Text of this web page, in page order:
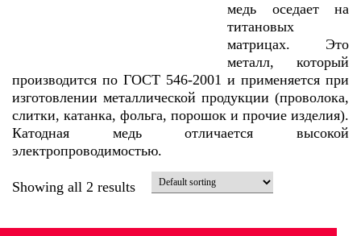
медь оседает на
титановых
матрицах. Это
металл, который
производится по ГОСТ 546-2001 и применяется при
изготовлении металлической продукции (проволока,
слитки, катанка, фольга, порошок и прочие изделия).
Катодная медь отличается высокой
электропроводимостью.
Showing all 2 results